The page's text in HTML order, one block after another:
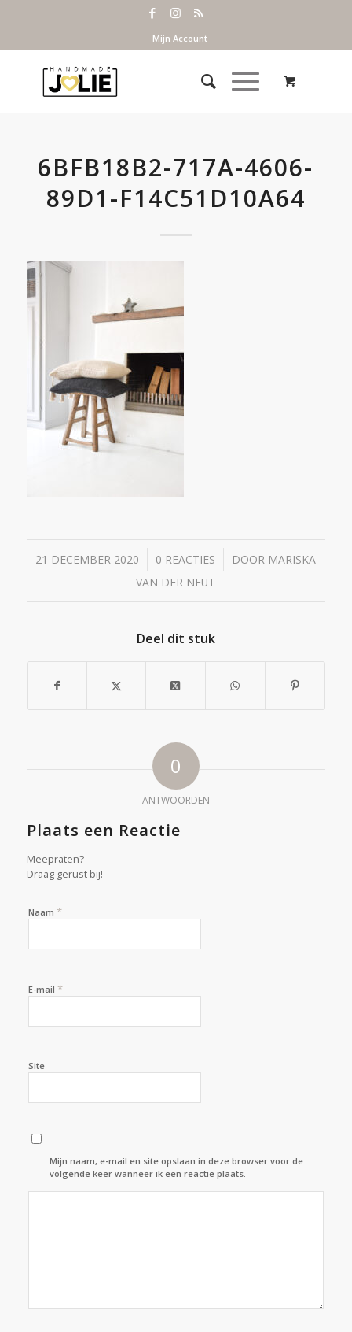
Mijn Account
6BFB18B2-717A-4606-
89D1-F14C51D10A64
21 DECEMBER 2020
/ 0 REACTIES
/ DOOR MARISKA
VAN DER NEUT
Deel dit stuk
0
ANTWOORDEN
Plaats een Reactie
Meepraten?
Draag gerust bij!
Naam *
E-mail *
Site
Mijn naam, e-mail en site opslaan in deze browser voor de
volgende keer wanneer ik een reactie plaats.